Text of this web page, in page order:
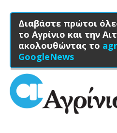
Διαβάστε πρώτοι
το Αγρίνιο και την
ακολουθώντας το
GoogleNews